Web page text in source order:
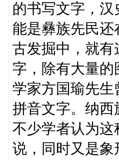
的书写文字，
能是彝族先民
古发掘中，就
字，除有大量
学家方国瑜先
拼音文字。纳
不少学者认为
说，同时又是